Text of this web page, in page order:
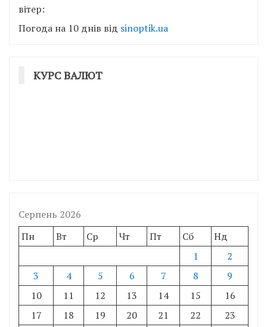
вітер:
Погода на 10 днів від sinoptik.ua
КУРС ВАЛЮТ
Серпень 2026
Пн
Вт Ср Чт Пт Сб
Нд
1
2
3
4 5 6 7 8
9
10
11 12 13 14 15
16
17
18 19 20 21 22
23